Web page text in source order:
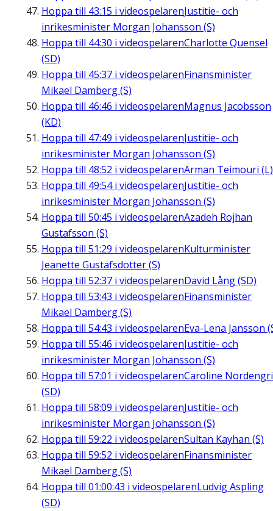
Hoppa till 43:15 i videospelarenJustitie- och
inrikesminister Morgan Johansson (S)
Hoppa till 44:30 i videospelarenCharlotte Quensel
(SD)
Hoppa till 45:37 i videospelarenFinansminister
Mikael Damberg (S)
Hoppa till 46:46 i videospelarenMagnus Jacobsson
(KD)
Hoppa till 47:49 i videospelarenJustitie- och
inrikesminister Morgan Johansson (S)
Hoppa till 48:52 i videospelarenArman Teimouri (L)
Hoppa till 49:54i videospelarenJustitie- och
inrikesminister Morgan Johansson (S)
Hoppa till 50:45 i videospelarenAzadeh Rojhan
Gustafsson (S)
Hoppa till 51:29 i videospelarenKulturminister
Jeanette Gustafsdotter (S)
Hoppa till 52:37 i videospelarenDavid Lång (SD)
Hoppa till 53:43 i videospelarenFinansminister
Mikael Damberg (S)
Hoppa till 54:43 i videospelarenEva-Lena Jansson
Hoppa till 55:46 i videospelarenJustitie- och
inrikesminister Morgan Johansson (S)
Hoppa till 57:01 i videospelarenCaroline
(SD)
Hoppa till 58:09 i videospelarenJustitie- och
inrikesminister Morgan Johansson (S)
Hoppa till 59:22 i videospelarenSultan Kayhan (S)
Hoppa till 59:52 i videospelarenFinansminister
Mikael Damberg (S)
Hoppa till 01:00:43 i videospelarenLudvig Aspling
(SD)